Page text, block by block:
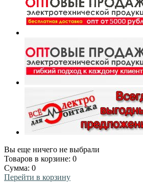
Вы еще ничего не выбрали
Товаров в корзине: 0
Сумма: 0
Перейти в корзину